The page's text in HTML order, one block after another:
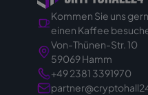
Kommen Sie uns
einen Kaffee
Von-Thünen-Str. 10
59069 Hamm
+49 2381 3391970